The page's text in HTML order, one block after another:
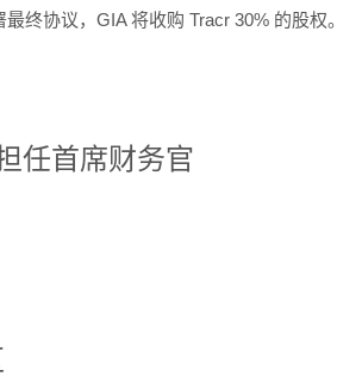
终协议，GIA 将收购 Tracr 30% 的股权。
任首席财务官